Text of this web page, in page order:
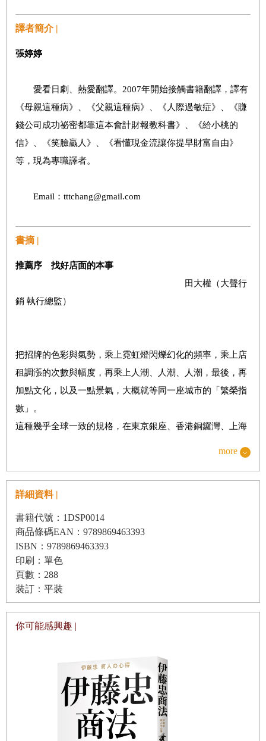
譯者簡介 |
張婷婷
愛看日劇、熱愛翻譯。2007年開始接觸書籍翻譯，譯有
《母親這種病》、《父親這種病》、《人際過敏症》、《賺
錢公司成功祕密都靠這本會計財報教科書》、《給小桃的
信》、《笑臉贏人》、《看懂現金流讓你提早財富自由》
等，現為專職譯者。
Email：tttchang@gmail.com
書摘 |
推薦序 找好店面的本事
田大權（大聲行
銷 執行總監）
把招牌的色彩與氣勢，乘上霓虹燈閃爍幻化的頻率，乘上店
租調漲的次數與幅度，再乘上人潮、人潮、人潮，最後，再
加點文化，以及一點景氣，大概就等同一座城市的「繁榮指
數」。
這種幾乎全球一致的規格，在東京銀座、香港銅鑼灣、上海
著。
許多夢想，因為這些地段而變成了鑽石，更多夢想，想藉由
這些鑽石的折射，更加發光發熱，但是，畢竟淬煉鑽石的過
程並不容易，昨天的贏家與明天的輸家，在舞台邊上不停的
換手，殘酷卻珍貴的經驗，也隨著輸贏而去，再多的可惜，
最後留下的，也就只有可惜…
這是一本寫給夢想的書，實踐的方法卻是絕對的科學。
作者秉持著日本傳統文化中，專業細緻的職人精神，透過科
學方法的彙整、分析，系統性地將一個店面經營者、企業領
本書中，完全看不到倚老賣老的「老生經驗談」，也不是摸
著水晶球天馬行空的「靈媒式預言」（這兩種是台灣房地產
市場「唯二」的論述形式），全都是「實事求是」的個案檢
討，並且配合簡單的地圖，將複雜的空間邏輯清楚陳述。
more
詳細資料 |
書籍代號：1DSP0014
商品條碼EAN：9789869463393
ISBN：9789869463393
印刷：單色
頁數：288
裝訂：平裝
你可能感興趣 |